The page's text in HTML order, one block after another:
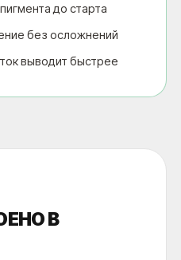
до старта
без осложнений
выводит быстрее
В